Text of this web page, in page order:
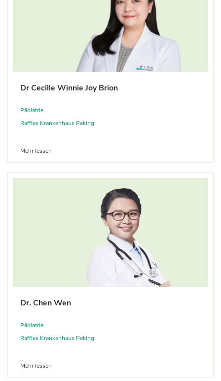
Dr Cecille Winnie Joy Brion
Pädiatrie
Raffles Krankenhaus Peking
Mehr lessen
Dr. Chen Wen
Pädiatrie
Raffles Krankenhaus Peking
Mehr lessen